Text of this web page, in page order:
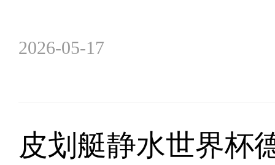
2026-05-17
皮划艇静水世界杯